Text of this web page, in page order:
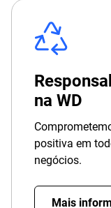
na WD
positiva em
negócios.
Mais